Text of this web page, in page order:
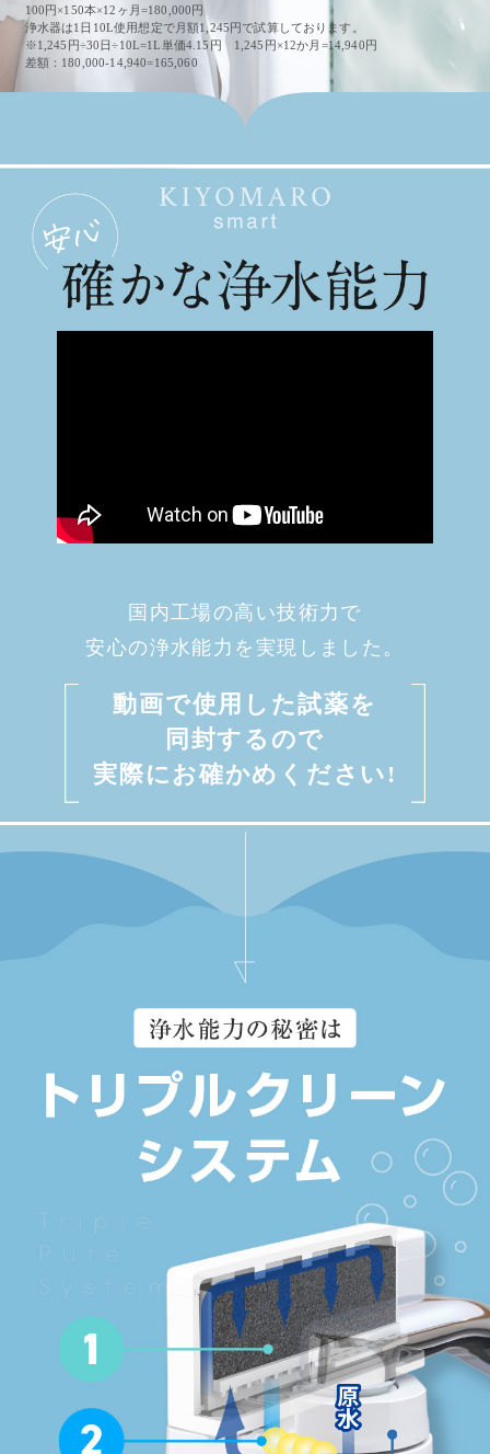
100円×150本×12ヶ月=180,000円
浄水器は1日10L使用想定で月額1,245円で試算しております。
※1,245円÷30日÷10L=1L単価4.15円 1,245円×12か月=14,940円
差額：180,000-14,940=165,060
国内工場の高い技術力で
安心の浄水能力を実現しました。
動画で使用した試薬を
同封するので
実際にお確かめください!